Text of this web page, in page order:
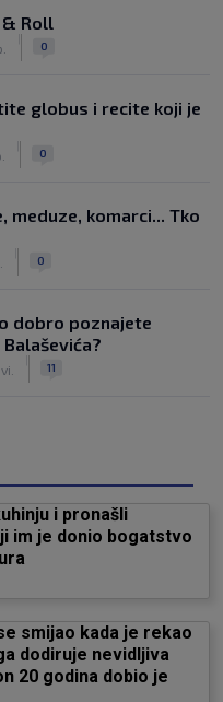
& Roll
0
globus i recite koji je
0
meduze, komarci... Tko
0
dobro poznajete
11
i pronašli
im je donio bogatstvo
smijao kada je rekao
dodiruje nevidljiva
20 godina dobio je